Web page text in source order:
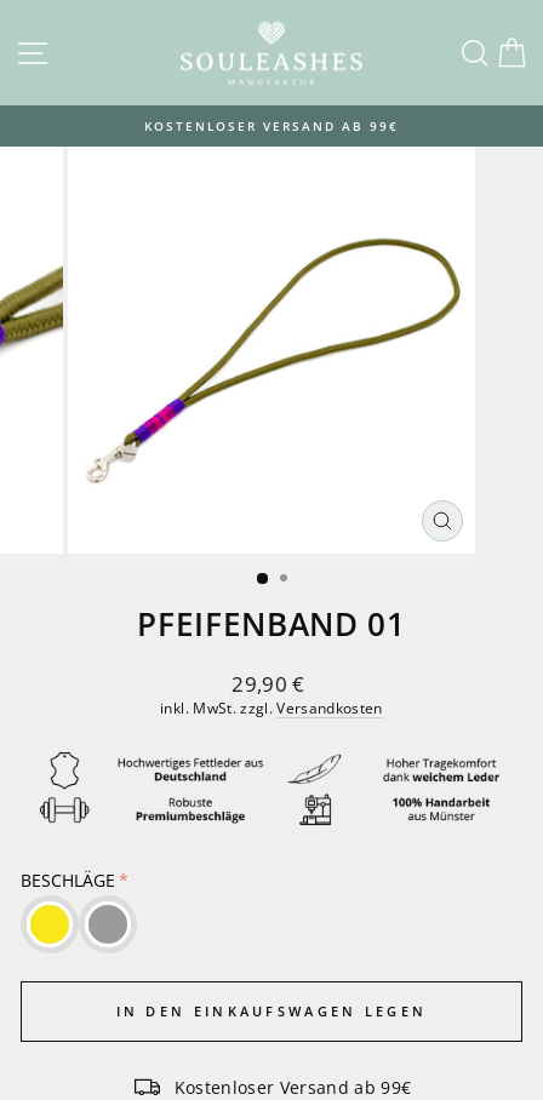
Inhalt SEITENNAVIGATION
Pause
KOSTENLOSER VERSAND AB 99€
PFEIFENBAND 01
Normaler
Preis
29,90 €
inkl. MwSt. zzgl.Versandkosten
BESCHLÄGE
IN DEN EINKAUFSWAGEN LEGEN
Kostenloser Versand ab 99€